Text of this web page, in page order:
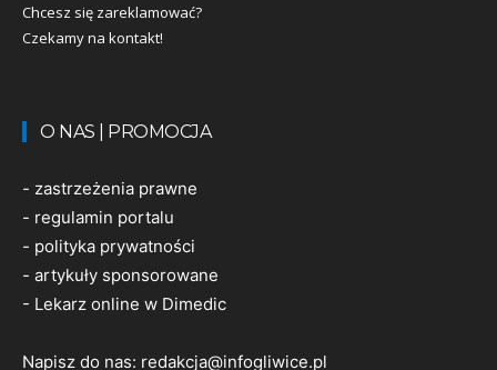
Chcesz się zareklamować?
Czekamy na kontakt!
O NAS | PROMOCJA
- zastrzeżenia prawne
- regulamin portalu
- polityka prywatności
- artykuły sponsorowane
- Lekarz online w Dimedic
Napisz do nas: redakcja@infogliwice.pl